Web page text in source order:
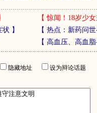
【惊闻！18岁少
状 】 【 热点：新药问
【 高血压、高血
隐藏地址
设为辩论话题